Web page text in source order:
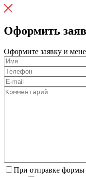
Оформить
Оформите заявку и
При отправке формы